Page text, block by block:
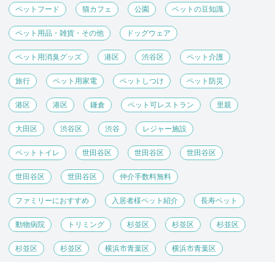
ペットフード 猫カフェ 公園 ペットの豆知識
ペット用品・雑貨・その他 ドッグウェア
ペット用消臭グッズ 港区 渋谷区 ペット介護
旅行 ペット用家電 ペットしつけ ペット防災
港区 港区 鎌倉 ペット可レストラン 里親
大田区 渋谷区 渋谷 レジャー施設
ペットトイレ 世田谷区 世田谷区 世田谷区
世田谷区 世田谷区 仲介手数料無料
ファミリーにおすすめ 入居者様ペット紹介 長寿ペット
動物病院 トリミング 杉並区 杉並区 杉並区
杉並区 杉並区 横浜市青葉区 横浜市青葉区